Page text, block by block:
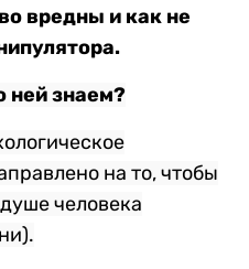
вредны и как не
ней знаем?
на то, чтобы
человека